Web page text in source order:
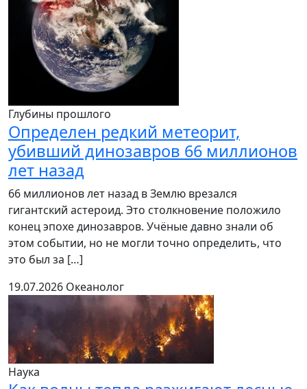
Глубины прошлого
Определен редкий метеорит,
убивший динозавров 66 миллионов
лет назад
66 миллионов лет назад в Землю врезался
гигантский астероид. Это столкновение положило
конец эпохе динозавров. Учёные давно знали об
этом событии, но не могли точно определить, что
это был за […]
19.07.2026 Океанолог
Наука